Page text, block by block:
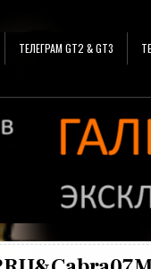
ТЕЛЕГРАМ GT2 & GT3